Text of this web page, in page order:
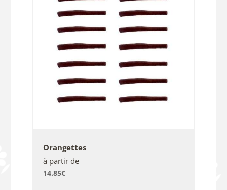
Orangettes
à partir de
14.85€